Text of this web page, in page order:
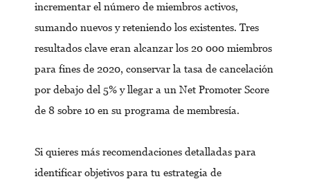
incrementar el número de miembros activos,
sumando nuevos y reteniendo los existentes. Tres
resultados clave eran alcanzar los 20 000 miembros
para fines de 2020, conservar la tasa de cancelación
por debajo del 5% y llegar a un Net Promoter Score
de 8 sobre 10 en su programa de membresía.
Si quieres más recomendaciones detalladas para
identificar objetivos para tu estrategia de